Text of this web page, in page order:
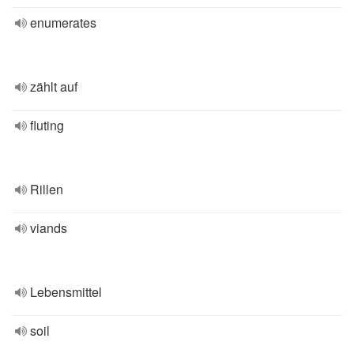
enumerates
zählt auf
fluting
Rillen
viands
Lebensmittel
soil